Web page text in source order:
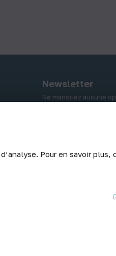
Pour en savoir plus,
Newsletter
Ne manquez aucune